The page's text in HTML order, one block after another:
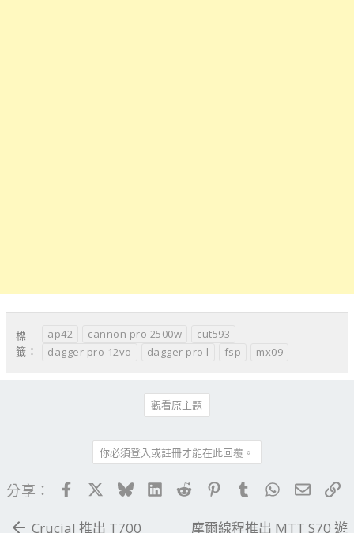
標
籤：
ap42 cannon pro 2500w
cut593
dagger pro 12vo
dagger pro l fsp mx09
觀看原主題
你必須登入或註冊才能在此回覆。
分享： FacebookBlueskyLinkedIn
Reddit PinterestTumblrWhatsApp
電子
Crucial 推出 T700
摩爾線程推出 MTT S70 遊